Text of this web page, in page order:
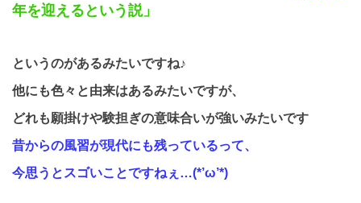
年を迎えるという説」
というのがあるみたいですね♪
他にも色々と由来はあるみたいですが、
どれも願掛けや験担ぎの意味合いが強いみたいです
昔からの風習が現代にも残っているって、
今思うとスゴいことですねぇ…(*’ω’*)